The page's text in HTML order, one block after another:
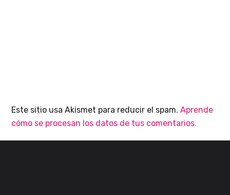
Este sitio usa Akismet para reducir el spam.Aprende
cómo se procesan los datos de tus comentarios.